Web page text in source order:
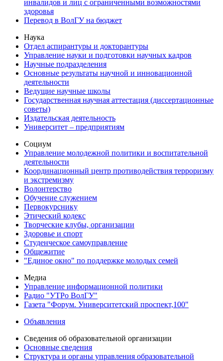
инвалидов и лиц с ограниченными возможностями
здоровья
Перевод в ВолГУ на бюджет
Наука
Отдел аспирантуры и докторантуры
Управление науки и подготовки научных кадров
Научные подразделения
Основные результаты научной и инновационной
деятельности
Ведущие научные школы
Государственная научная аттестация (диссертационные
советы)
Издательская деятельность
Университет – предприятиям
Социум
Управление молодежной политики и воспитательной
деятельности
Координационный центр противодействия терроризму
и экстремизму
Волонтерство
Обучение служением
Первокурснику
Этический кодекс
Творческие клубы, организации
Здоровье и спорт
Студенческое самоуправление
Общежитие
"Единое окно" по поддержке молодых семей
Медиа
Управление информационной политики
Радио "УТРо ВолГУ"
Газета "Форум. Университетский проспект,100"
Объявления
Сведения об образовательной организации
Основные сведения
Структура и органы управления образовательной